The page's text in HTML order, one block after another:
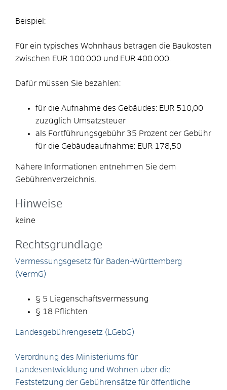
Beispiel:
Für ein typisches Wohnhaus betragen die Baukosten
zwischen EUR 100.000 und EUR 400.000.
Dafür müssen Sie bezahlen:
für die Aufnahme des Gebäudes: EUR 510,00
zuzüglich Umsatzsteuer
als Fortführungsgebühr 35 Prozent der Gebühr
für die Gebäudeaufnahme: EUR 178,50
Nähere Informationen entnehmen Sie dem
Gebührenverzeichnis.
Hinweise
keine
Rechtsgrundlage
Vermessungsgesetz für Baden-Württemberg
(VermG)
§ 5
Liegenschaftsvermessung
§ 18 Pflichten
Landesgebührengesetz (LGebG)
Verordnung des Ministeriums für
Landesentwicklung und Wohnen über die
Feststetzung der Gebührensätze für öffentliche